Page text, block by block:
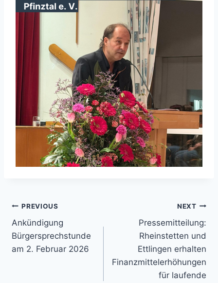
Beitragsnavigation
PREVIOUS
Ankündigung
Bürgersprechstunde
am 2. Februar 2026
NEXT
Pressemitteilung:
Rheinstetten und
Ettlingen erhalten
Finanzmittelerhöhungen
für laufende